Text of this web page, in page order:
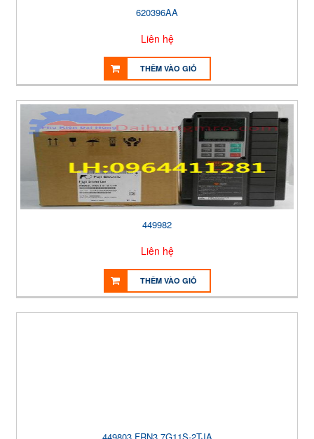
620396AA
Liên hệ
THÊM VÀO GIỎ
449982
Liên hệ
THÊM VÀO GIỎ